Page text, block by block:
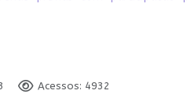
Acessos: 4932